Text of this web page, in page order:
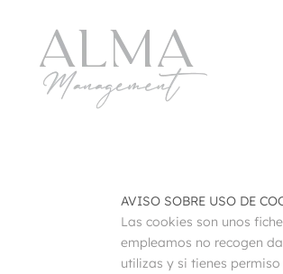
AVISO SOBRE USO DE
Las cookies son unos
empleamos no recogen
utilizas y si tienes